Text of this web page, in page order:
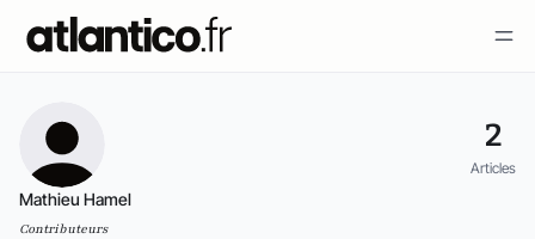
2
Articles
Mathieu Hamel
Contributeurs